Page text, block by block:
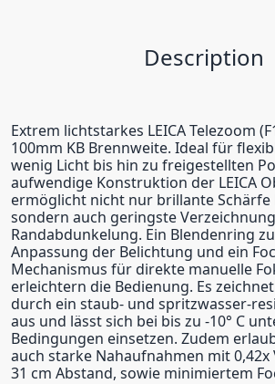
Description
Extrem lichtstarkes LEICA Telezoom
100mm KB Brennweite. Ideal für
wenig Licht bis hin zu freigestellten
aufwendige Konstruktion der LEICA
ermöglicht nicht nur brillante Schärfe
sondern auch geringste
Randabdunkelung. Ein Blendenring
Anpassung der Belichtung und ein
Mechanismus für direkte manuelle
erleichtern die Bedienung. Es
durch ein staub- und spritzwasser-
aus und lässt sich bei bis zu -10° C
Bedingungen einsetzen. Zudem
auch starke Nahaufnahmen mit
31 cm Abstand, sowie minimiertem